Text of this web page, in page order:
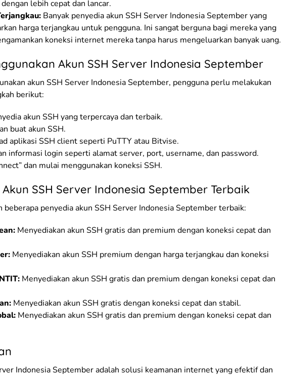
lebih cepat dan lancar.
Banyak penyedia akun SSH Server Indonesia September yang
harga terjangkau untuk pengguna. Ini sangat berguna bagi mereka yang
koneksi internet mereka tanpa harus mengeluarkan banyak uang.
Akun SSH Server Indonesia September
akun SSH Server Indonesia September, pengguna perlu melakukan
berikut:
akun SSH yang terpercaya dan terbaik.
buat akun SSH.
aplikasi SSH client seperti PuTTY atau Bitvise.
informasi login seperti alamat server, port, username, dan password.
dan mulai menggunakan koneksi SSH.
SSH Server Indonesia September Terbaik
beberapa penyedia akun SSH Server Indonesia September terbaik:
Menyediakan akun SSH gratis dan premium dengan koneksi cepat dan
Menyediakan akun SSH premium dengan harga terjangkau dan koneksi
Menyediakan akun SSH gratis dan premium dengan koneksi cepat dan
Menyediakan akun SSH gratis dengan koneksi cepat dan stabil.
Menyediakan akun SSH gratis dan premium dengan koneksi cepat dan
Indonesia September adalah solusi keamanan internet yang efektif dan